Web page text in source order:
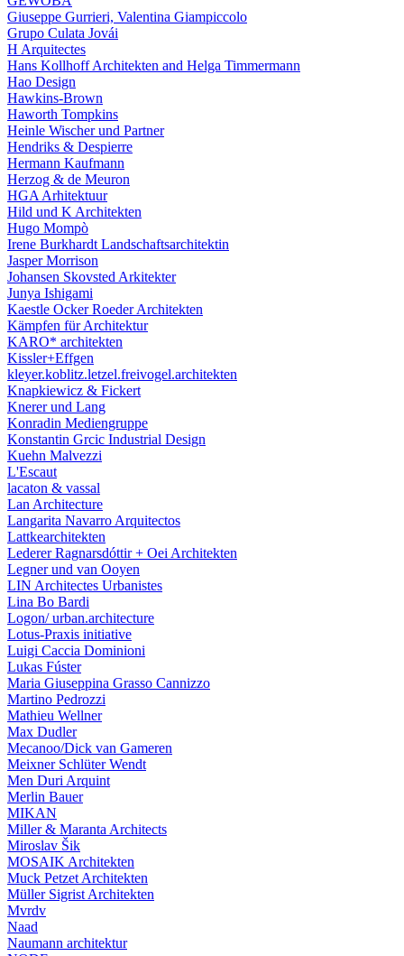
Giuseppe Gurrieri, Valentina Giampiccolo
Grupo Culata Jovái
H Arquitectes
Hans Kollhoff Architekten and Helga Timmermann
Hao Design
Hawkins-Brown
Haworth Tompkins
Heinle Wischer und Partner
Hendriks & Despierre
Hermann Kaufmann
Herzog & de Meuron
HGA Arhitektuur
Hild und K Architekten
Hugo Mompò
Irene Burkhardt Landschaftsarchitektin
Jasper Morrison
Johansen Skovsted Arkitekter
Junya Ishigami
Kaestle Ocker Roeder Architekten
Kämpfen für Architektur
KARO* architekten
Kissler+Effgen
kleyer.koblitz.letzel.freivogel.architekten
Knapkiewicz & Fickert
Knerer und Lang
Konradin Mediengruppe
Konstantin Grcic Industrial Design
Kuehn Malvezzi
L'Escaut
lacaton & vassal
Lan Architecture
Langarita Navarro Arquitectos
Lattkearchitekten
Lederer Ragnarsdóttir + Oei Architekten
Legner und van Ooyen
LIN Architectes Urbanistes
Lina Bo Bardi
Logon/ urban.architecture
Lotus-Praxis initiative
Luigi Caccia Dominioni
Lukas Fúster
Maria Giuseppina Grasso Cannizzo
Martino Pedrozzi
Mathieu Wellner
Max Dudler
Mecanoo/Dick van Gameren
Meixner Schlüter Wendt
Men Duri Arquint
Merlin Bauer
MIKAN
Miller & Maranta Architects
Miroslav Šik
MOSAIK Architekten
Muck Petzet Architekten
Müller Sigrist Architekten
Mvrdv
Naad
Naumann architektur